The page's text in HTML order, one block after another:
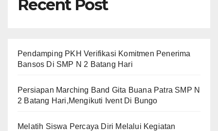
Recent Post
Pendamping PKH Verifikasi Komitmen Penerima
Bansos Di SMP N 2 Batang Hari
Persiapan Marching Band Gita Buana Patra SMP N
2 Batang Hari,Mengikuti Ivent Di Bungo
Melatih Siswa Percaya Diri Melalui Kegiatan